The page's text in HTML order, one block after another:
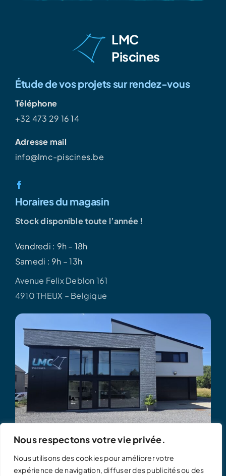
Nous respectons votre vie privée.
Nous utilisons des cookies pour améliorer votre
expérience de navigation, diffuser des publicités ou des
LMC
Piscines
Étude de vos projets sur rendez-vous
Téléphone
+32 473 29 16 14
Adresse mail
info@lmc-piscines.be
Horaires du magasin
Stock disponible toute l’année !
Vendredi : 9h – 18h
Samedi : 9h – 13h
Avenue Felix Deblon 161
4910 THEUX – Belgique